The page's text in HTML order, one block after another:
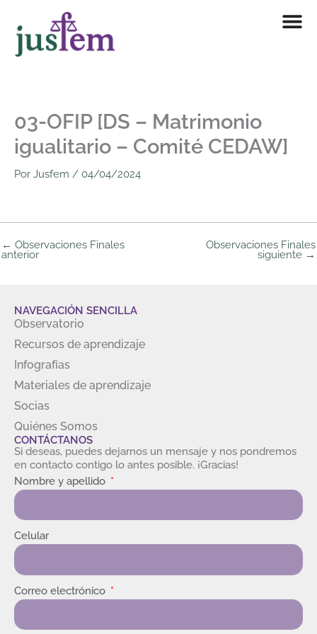
contenido
03-OFIP [DS – Matrimonio
igualitario – Comité CEDAW]
Por Jusfem / 04/04/2024
← Observaciones Finales
anterior
Observaciones Finales
siguiente →
NAVEGACIÓN SENCILLA
Observatorio
Recursos de aprendizaje
Infografías
Materiales de aprendizaje
Socias
Quiénes Somos
CONTÁCTANOS
Si deseas, puedes dejarnos un mensaje y nos pondremos
en contacto contigo lo antes posible. ¡Gracias!
Nombre y apellido
Celular
Correo electrónico